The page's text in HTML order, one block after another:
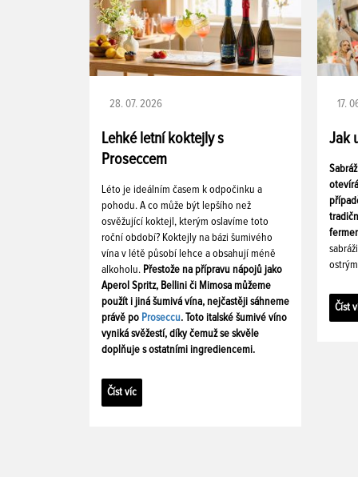
28. 07. 2026
Lehké letní koktejly s
Proseccem
Léto je ideálním časem k odpočinku a
pohodu. A co může být lepšího než
osvěžující koktejl, kterým oslavíme toto
roční období? Koktejly na bázi šumivého
vína v létě působí lehce a obsahují méně
alkoholu. Přestože na přípravu nápojů jako
Aperol Spritz, Bellini či Mimosa můžeme
použít i jiná šumivá vína, nejčastěji sáhneme
právě po Proseccu. Toto italské šumivé víno
vyniká svěžestí, díky čemuž se skvěle
doplňuje s ostatními ingrediencemi.
Číst víc
17.
Jak
Číst